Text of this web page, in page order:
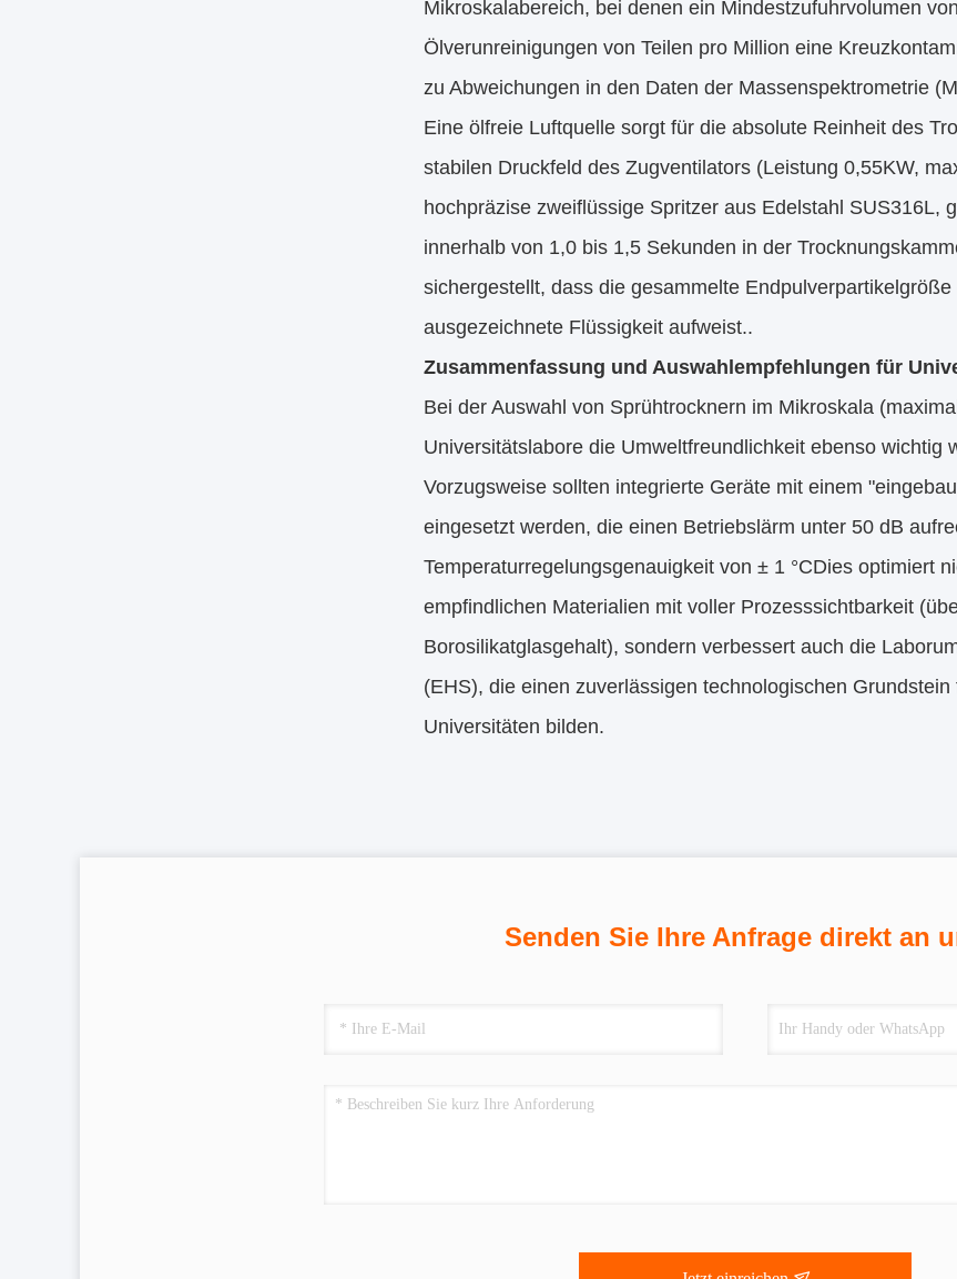
Mikroskalabereich, bei denen ein Mindestzufuhrvolumen
Ölverunreinigungen von Teilen pro Million eine
zu Abweichungen in den Daten der Massenspektrometrie
Eine ölfreie Luftquelle sorgt für die absolute Reinheit des
stabilen Druckfeld des Zugventilators (Leistung 0,55KW,
hochpräzise zweiflüssige Spritzer aus Edelstahl SUS316L,
innerhalb von 1,0 bis 1,5 Sekunden in der
sichergestellt, dass die gesammelte
ausgezeichnete Flüssigkeit aufweist..
Zusammenfassung und Auswahlempfehlungen für
Bei der Auswahl von Sprühtrocknern im Mikroskala
Universitätslabore die Umweltfreundlichkeit ebenso wichtig
Vorzugsweise sollten integrierte Geräte mit einem
eingesetzt werden, die einen Betriebslärm unter 50 dB
Temperaturregelungsgenauigkeit von ± 1 °CDies optimiert
empfindlichen Materialien mit voller Prozesssichtbarkeit
Borosilikatglasgehalt), sondern verbessert auch die
(EHS), die einen zuverlässigen technologischen
Universitäten bilden.
Senden Sie Ihre Anfrage direkt an